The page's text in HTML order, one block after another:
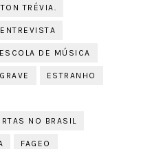
TRÉVIA.
ENTREVISTA
ESCOLA DE MÚSICA
ESTRANHO
NO BRASIL
FAGEO